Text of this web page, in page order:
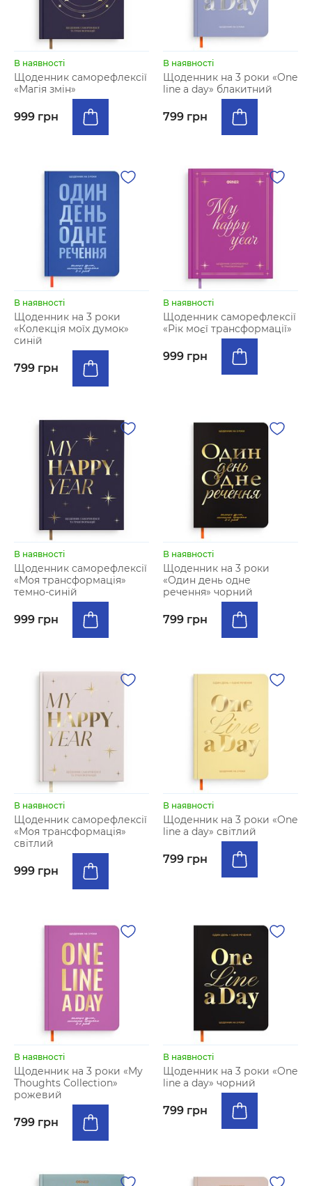
В наявності
Щоденник саморефлексії
«Магія змін»
999 грн
В наявності
Щоденник на 3 роки «One
line a day» блакитний
799 грн
В наявності
Щоденник на 3 роки
«Колекція моїх думок»
синій
799 грн
В наявності
Щоденник саморефлексії
«Рік моєї трансформації»
999 грн
В наявності
Щоденник саморефлексії
«Моя трансформація»
темно-синій
999 грн
В наявності
Щоденник на 3 роки
«Один день одне
речення» чорний
799 грн
В наявності
Щоденник саморефлексії
«Моя трансформація»
світлий
999 грн
В наявності
Щоденник на 3 роки «One
line a day» світлий
799 грн
В наявності
Щоденник на 3 роки «My
Thoughts Collection»
рожевий
799 грн
В наявності
Щоденник на 3 роки «One
line a day» чорний
799 грн